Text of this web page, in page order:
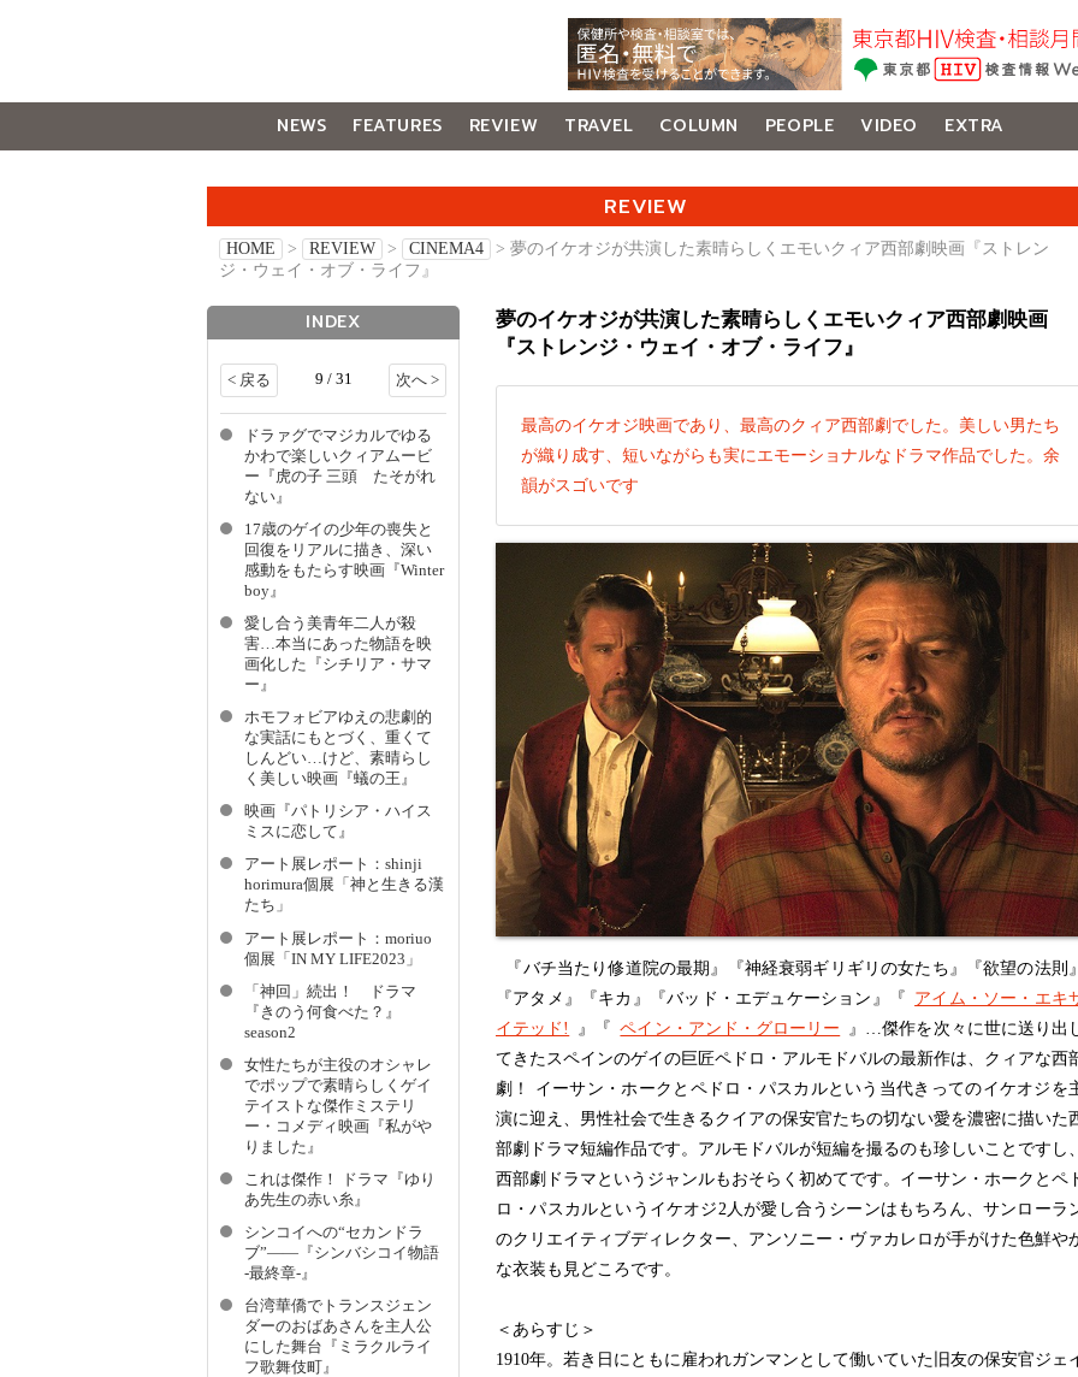
NEWS FEATURES REVIEW TRAVEL COLUMN PEOPLE VIDEO
EXTRA
REVIEW
HOME > REVIEW > CINEMA4
> 夢のイケオジが共演した素晴らしくエモいクィア西部劇映画『ストレン
ジ・ウェイ・オブ・ライフ』
夢のイケオジが共演した素晴らしくエモいクィア西部劇映画
『ストレンジ・ウェイ・オブ・ライフ』
最高のイケオジ映画であり、最高のクィア西部劇でした。美しい男たち
が織り成す、短いながらも実にエモーショナルなドラマ作品でした。余
韻がスゴいです
『バチ当たり修道院の最期』『神経衰弱ギリギリの女たち』『欲望の法則』
『アタメ』『キカ』『バッド・エデュケーション』『 アイム・ソー・エキ
イテッド!
』『 ペイン・アンド・グローリー
』…傑作を次々に世に送り出
てきたスペインのゲイの巨匠ペドロ・アルモドバルの最新作は、クィアな西
劇！ イーサン・ホークとペドロ・パスカルという当代きってのイケオジを
演に迎え、男性社会で生きるクイアの保安官たちの切ない愛を濃密に描いた
部劇ドラマ短編作品です。アルモドバルが短編を撮るのも珍しいことですし、
西部劇ドラマというジャンルもおそらく初めてです。イーサン・ホークとペ
ロ・パスカルというイケオジ2人が愛し合うシーンはもちろん、サンローラ
のクリエイティブディレクター、アンソニー・ヴァカレロが手がけた色鮮や
な衣装も見どころです。
＜あらすじ＞
1910年。若き日にともに雇われガンマンとして働いていた旧友の保安官ジェ
INDEX
< 戻る 9 / 31 次へ >
ドラァグでマジカルでゆる
かわで楽しいクィアムービ
ー『虎の子 三頭 たそがれ
ない』
17歳のゲイの少年の喪失と
回復をリアルに描き、深い
感動をもたらす映画『Winter
boy』
愛し合う美青年二人が殺
害…本当にあった物語を映
画化した『シチリア・サマ
ー』
ホモフォビアゆえの悲劇的
な実話にもとづく、重くて
しんどい…けど、素晴らし
く美しい映画『蟻の王』
映画『パトリシア・ハイス
ミスに恋して』
アート展レポート：shinji
horimura個展「神と生きる漢
たち」
アート展レポート：moriuo
個展「IN MY LIFE2023」
「神回」続出！ ドラマ
『きのう何食べた？』
season2
女性たちが主役のオシャレ
でポップで素晴らしくゲイ
テイストな傑作ミステリ
ー・コメディ映画『私がや
りました』
これは傑作！ ドラマ『ゆり
あ先生の赤い糸』
シンコイへの“セカンドラ
ブ”――『シンバシコイ物語
-最終章-』
台湾華僑でトランスジェン
ダーのおばあさんを主人公
にした舞台『ミラクルライ
フ歌舞伎町』